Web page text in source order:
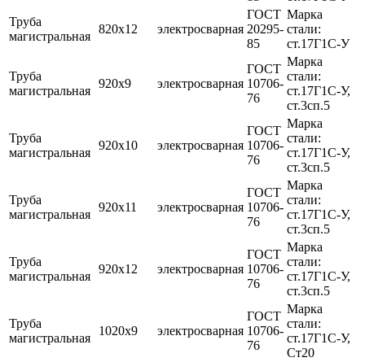
Труба
магистральная
820х12 электросварная
ГОСТ
20295-
85
Марка
стали:
ст.17Г1С-У
Труба
магистральная
920х9 электросварная
ГОСТ
10706-
76
Марка
стали:
ст.17Г1С-У,
ст.3сп.5
Труба
магистральная
920х10 электросварная
ГОСТ
10706-
76
Марка
стали:
ст.17Г1С-У,
ст.3сп.5
Труба
магистральная
920х11 электросварная
ГОСТ
10706-
76
Марка
стали:
ст.17Г1С-У,
ст.3сп.5
Труба
магистральная
920х12 электросварная
ГОСТ
10706-
76
Марка
стали:
ст.17Г1С-У,
ст.3сп.5
Труба
магистральная
1020х9 электросварная
ГОСТ
10706-
76
Марка
стали:
ст.17Г1С-У,
Ст20